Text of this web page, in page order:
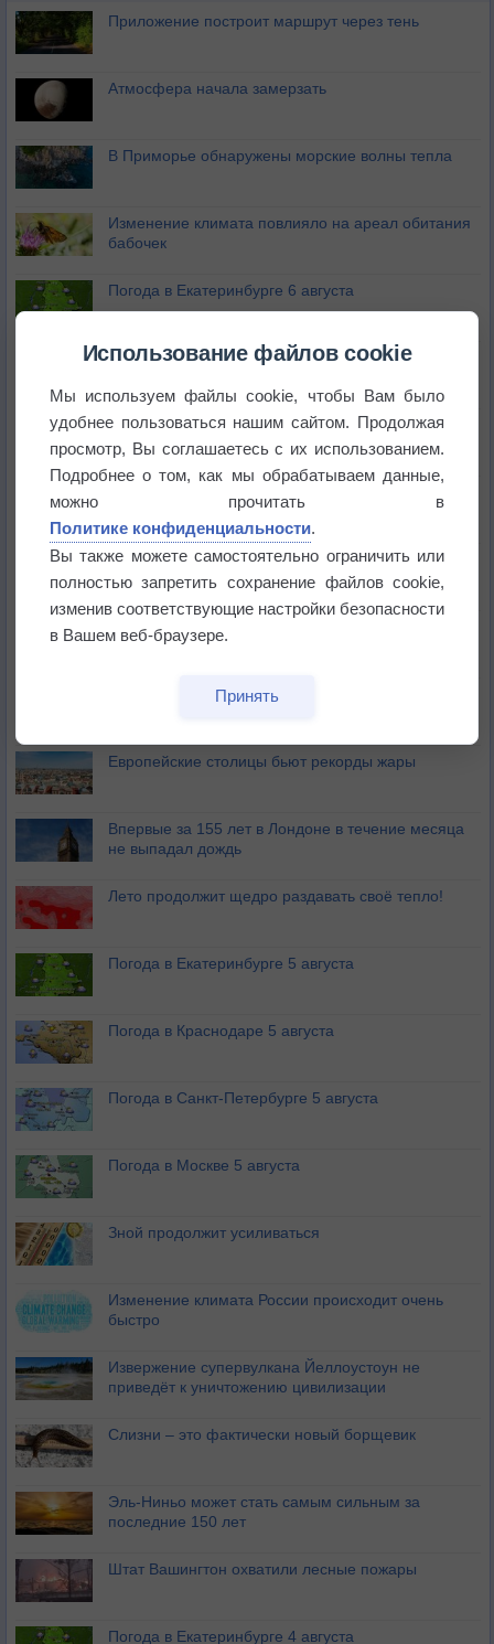
Приложение построит маршрут через тень
Атмосфера начала замерзать
В Приморье обнаружены морские волны тепла
Изменение климата повлияло на ареал обитания
бабочек
Погода в Екатеринбурге 6 августа
Погода в Краснодаре 6 августа
Погода в Санкт-Петербурге 6 августа
Июль в России стал самым тёплым за всю
историю
В Центральной России наступают самые жаркие
дни этого лета
Дневная температура воздуха в ОАЭ превысила
Европейские столицы бьют рекорды жары
Впервые за 155 лет в Лондоне в течение месяца
не выпадал дождь
Лето продолжит щедро раздавать своё тепло!
Погода в Екатеринбурге 5 августа
Погода в Краснодаре 5 августа
Погода в Санкт-Петербурге 5 августа
Погода в Москве 5 августа
Зной продолжит усиливаться
Изменение климата России происходит очень
быстро
Извержение супервулкана Йеллоустоун не
приведёт к уничтожению цивилизации
Слизни – это фактически новый борщевик
Эль-Ниньо может стать самым сильным за
последние 150 лет
Штат Вашингтон охватили лесные пожары
Погода в Екатеринбурге 4 августа
Использование файлов cookie
Мы используем файлы cookie, чтобы Вам было
удобнее пользоваться нашим сайтом. Продолжая
просмотр, Вы соглашаетесь с их использованием.
Подробнее о том, как мы обрабатываем данные,
можно прочитать в
Политике конфиденциальности.
Вы также можете самостоятельно ограничить или
полностью запретить сохранение файлов cookie,
изменив соответствующие настройки безопасности
в Вашем веб-браузере.
Принять